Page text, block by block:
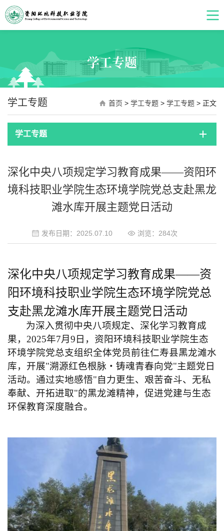
学工专题
学工专题 首页 > 学工专题 > 学工专题 > 正文
学工专题
深化中央八项规定学习教育成果——资阳环
境科技职业学院生态环境学院党总支赴黑龙
滩水库开展主题党日活动
发布日期：2025.07.10 浏览： 284次
深化中央八项规定学习教育成果——资
阳环境科技职业学院生态环境学院党总
支赴黑龙滩水库开展主题党 日 活动
为深入贯彻中央八项规定、 深化学习教育成
果，2025年7月9日，资阳环境科技职业学院生态
环境学院党总支组织全体党员前往仁寿县黑龙滩水
库，开展"溯源红色根脉・铸魂青春向党"主题党 日
活动。通过实地感悟"自力更生、艰苦奋斗、无私
奉献、开拓进取"的黑龙滩精神，促进党建与生态
环保教育深度融合。